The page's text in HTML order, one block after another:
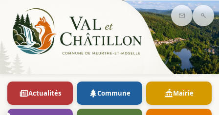
Contact
Actualités Commune Mairie